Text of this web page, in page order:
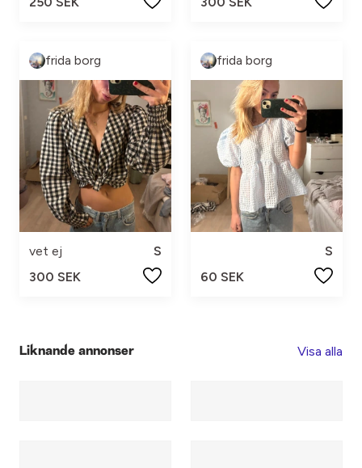
frida borg
vet ej
S
300 SEK
frida borg
S
60 SEK
Liknande annonser Visa alla